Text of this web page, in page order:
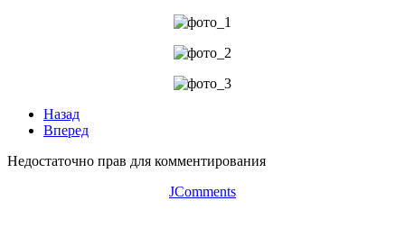
Назад
Вперед
Недостаточно прав для комментирования
JComments